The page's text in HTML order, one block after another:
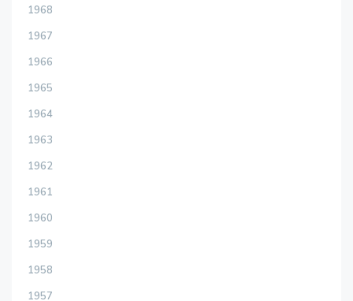
1968
1967
1966
1965
1964
1963
1962
1961
1960
1959
1958
1957